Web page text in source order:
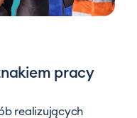
pracy
realizujących